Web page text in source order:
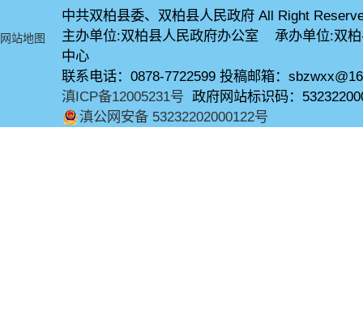
网站地图
中共双柏县委、双柏县人民政府 All Right
主办单位:双柏县人民政府办公室 承办单位:双
中心
联系电话：0878-7722599 投稿邮箱：
滇ICP备12005231号 政府网站标识码：
滇公网安备 53232202000122号